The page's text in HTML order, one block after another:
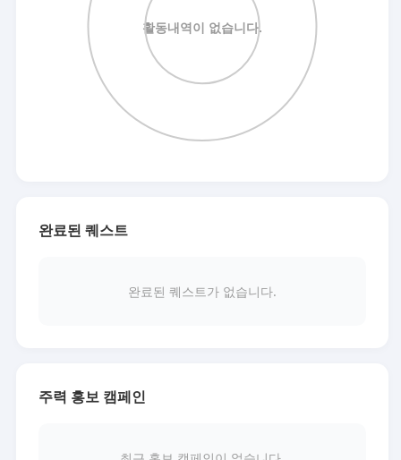
완료된 퀘스트
완료된 퀘스트가 없습니다.
주력 홍보 캠페인